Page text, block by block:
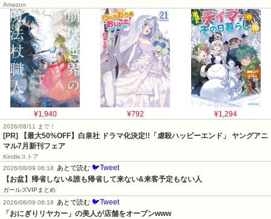
Amazon
¥1,940 ¥792 ¥1,294
2026/08/11 まで！
[PR] 【最大50%OFF】白泉社 ドラマ化決定!!「虐殺ハッピーエンド」 ヤングアニ
マル7月新刊フェア
Kindleストア
2026/08/09 06:18 あとで読む 🐦Tweet
【お盆】帰省しない&誰も帰省して来ない&来客予定もない人
ガールズVIPまとめ
2026/08/09 06:18 あとで読む 🐦Tweet
「おにぎりリヤカー」の美人が店舗をオープンwww